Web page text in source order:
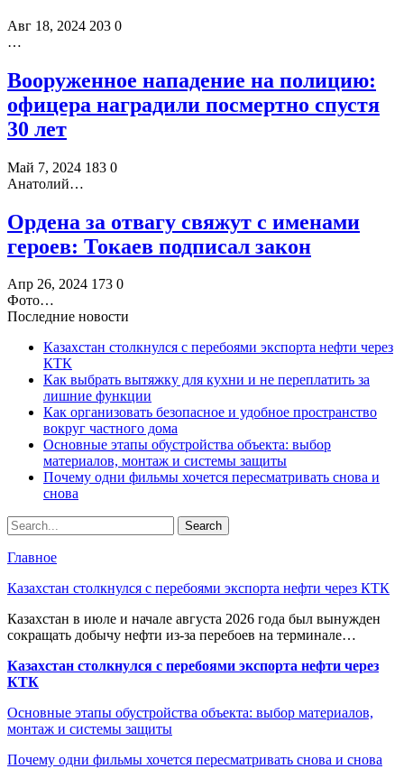
Авг 18, 2024 203 0
…
Вооруженное нападение на полицию:
офицера наградили посмертно спустя
30 лет
Май 7, 2024 183 0
Анатолий…
Ордена за отвагу свяжут с именами
героев: Токаев подписал закон
Апр 26, 2024 173 0
Фото…
Последние новости
Казахстан столкнулся с перебоями экспорта нефти через
КТК
Как выбрать вытяжку для кухни и не переплатить за
лишние функции
Как организовать безопасное и удобное пространство
вокруг частного дома
Основные этапы обустройства объекта: выбор
материалов, монтаж и системы защиты
Почему одни фильмы хочется пересматривать снова и
снова
Главное
Казахстан столкнулся с перебоями экспорта нефти через КТК
Казахстан в июле и начале августа 2026 года был вынужден
сокращать добычу нефти из-за перебоев на терминале…
Казахстан столкнулся с перебоями экспорта нефти через
КТК
Основные этапы обустройства объекта: выбор материалов,
монтаж и системы защиты
Почему одни фильмы хочется пересматривать снова и снова